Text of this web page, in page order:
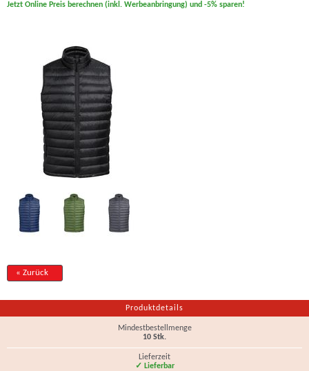
Jetzt Online Preis berechnen (inkl. Werbeanbringung) und -5% sparen!
« Zurück
Produktdetails
Mindestbestellmenge
10 Stk.
Lieferzeit
✓ Lieferbar